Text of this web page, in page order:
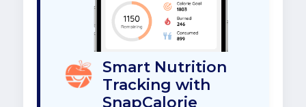
Smart Nutrition
Tracking with
SnapCalorie